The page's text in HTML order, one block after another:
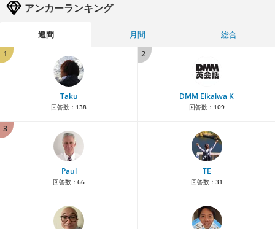
アンカーランキング
週間 月間
総合
1
Taku
回答数： 138
2
DMM Eikaiwa K
回答数： 109
3
Paul
回答数： 66
TE
回答数： 31